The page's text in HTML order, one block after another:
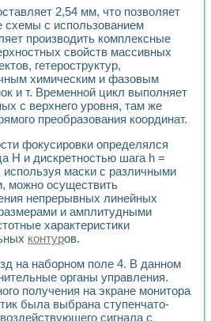
лабораторный практикум для изучения
ТУР-10 средствами LabVIEW
комплекс для исследования
дистанционный лабораторный
возможности реставрации одномерных
технологий NATIONAL INSTRUMENTS в
алгоритма полигармонической
для исследования принципа действия
система поддержки принимаемых решений в
дисциплин «Моделирование систем» и
стенд для исследования электрических
практикумы по информационно-
измеритель частотных характеристик на
практикум по основам теории Коммутации
лабораторной работы
по электротехнике в среде
эффективности решателей
LabVIEW лабораторных практикумов
качества образования и
лабораторного практикума по
2,54 мм, что позволяет
схемы с использованием
производить комплексные
свойств массивных
гетероструктур,
химическим и фазовым
и т. Временной цикл выполняет
с верхнего уровня, там же
преобразования координат.
фокусировки определялся
Н и дискретностью шага h =
маски с различными
можно осуществить
непрерывных линейных
и амплитудными
характеристики
контуров.
на наборном поле 4. В данном
органы управления.
получения на экране монитора
была выбрана ступенчато-
сигнала с